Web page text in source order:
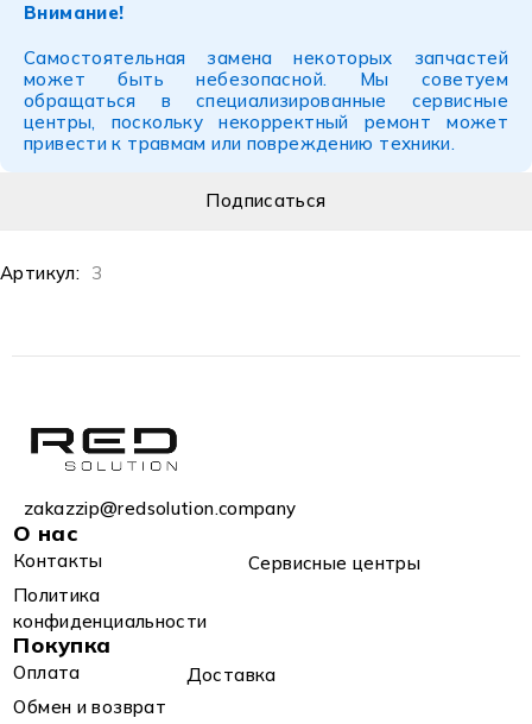
Внимание!
Самостоятельная замена некоторых запчастей
может быть небезопасной. Мы советуем
обращаться в специализированные сервисные
центры, поскольку некорректный ремонт может
привести к травмам или повреждению техники.
Артикул: 3
zakazzip@redsolution.company
О нас
Контакты
Сервисные центры
Политика
конфиденциальности
Покупка
Оплата
Доставка
Обмен и возврат